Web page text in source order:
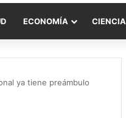
ECONOMÍA CIENCIA
ya tiene preámbulo